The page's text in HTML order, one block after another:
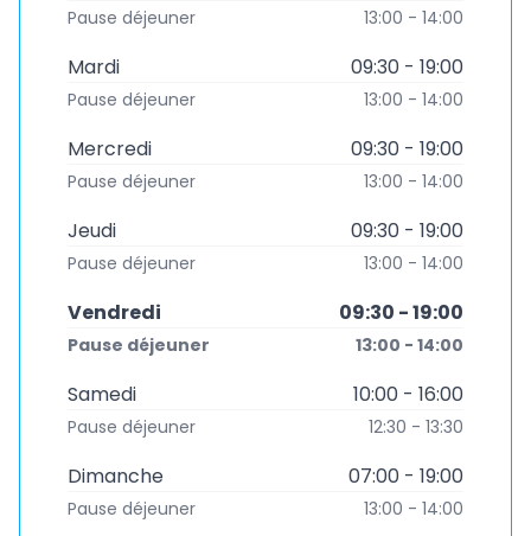
Pause déjeuner 13:00 - 14:00
Mardi 09:30 - 19:00
Pause déjeuner 13:00 - 14:00
Mercredi 09:30 - 19:00
Pause déjeuner 13:00 - 14:00
Jeudi 09:30 - 19:00
Pause déjeuner 13:00 - 14:00
Vendredi 09:30 - 19:00
Pause déjeuner 13:00 - 14:00
Samedi 10:00 - 16:00
Pause déjeuner 12:30 - 13:30
Dimanche 07:00 - 19:00
Pause déjeuner 13:00 - 14:00